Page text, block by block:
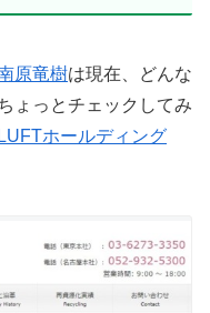
原竜樹は現在、どんな
ょっとチェックしてみ
ホールディング